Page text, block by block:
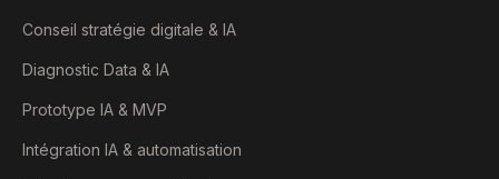
Conseil stratégie digitale & IA
Diagnostic Data & IA
Prototype IA & MVP
Intégration IA & automatisation